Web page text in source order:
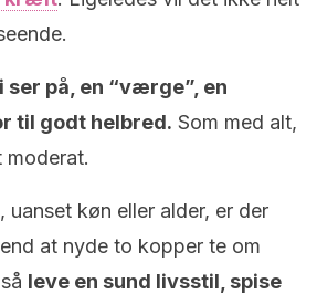
ser på, en “værge”, en
til godt helbred. Som med alt,
moderat.
uanset køn eller alder, er der
at nyde to kopper te om
leve en sund livsstil, spise